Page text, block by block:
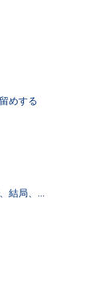
めする
結局、...